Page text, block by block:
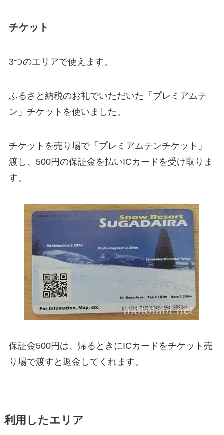
チケット
3つのエリアで使えます。
ふるさと納税のお礼でいただいた「プレミアムテ
ン」チケットを使いました。
チケットを売り場で「プレミアムテンチケット」
渡し、500円の保証金を払いICカードを受け取りま
す。
保証金500円は、帰るときにICカードをチケット売
り場で渡すと返金してくれます。
利用したエリア